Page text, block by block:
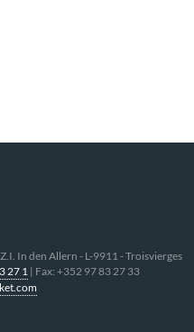
In den Allern- L-9911-Troisvierges
27 1 | Fax: +352 97 83 27 33